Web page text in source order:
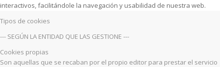
interactivos, facilitándole la navegación y usabilidad de nuestra web.
Tipos de cookies
--- SEGÚN LA ENTIDAD QUE LAS GESTIONE ---
Cookies propias
Son aquellas que se recaban por el propio editor para prestar el servicio